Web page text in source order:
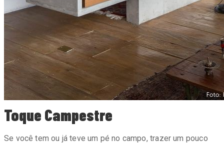
Toque Campestre
Se você tem ou já teve um pé no campo, trazer um pouco